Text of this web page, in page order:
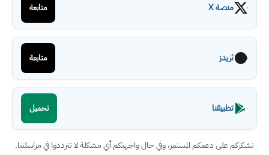
منصة X متابعة
ثريدز متابعة
تطبيقنا تحميل
نشكركم على دعمكم المستمر، وفي حال واجهتكم أي مشكلة لا تترددوا في مراسلتنا.